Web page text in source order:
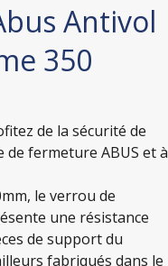
Antivol
350
de la sécurité de
de fermeture ABUS et à
le verrou de
une résistance
de support du
fabriqués dans le